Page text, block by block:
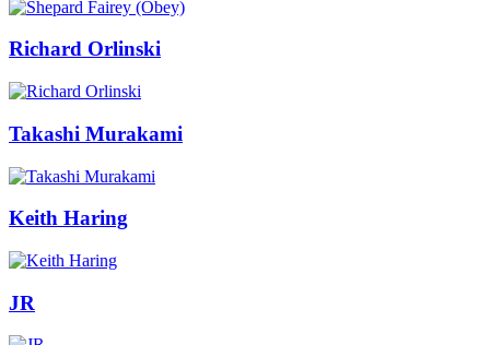
Richard Orlinski
Takashi Murakami
Keith Haring
JR